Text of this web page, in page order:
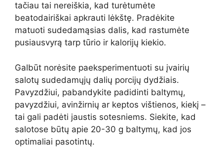
tačiau tai nereiškia, kad turėtumėte
beatodairiškai apkrauti lėkštę. Pradėkite
matuoti sudedamąsias dalis, kad rastumėte
pusiausvyrą tarp tūrio ir kalorijų kiekio.
Galbūt norėsite paeksperimentuoti su įvairių
salotų sudedamųjų dalių porcijų dydžiais.
Pavyzdžiui, pabandykite padidinti baltymų,
pavyzdžiui, avinžirnių ar keptos vištienos, kiekį –
tai gali padėti jaustis sotesniems. Siekite, kad
salotose būtų apie 20-30 g baltymų, kad jos
optimaliai pasotintų.